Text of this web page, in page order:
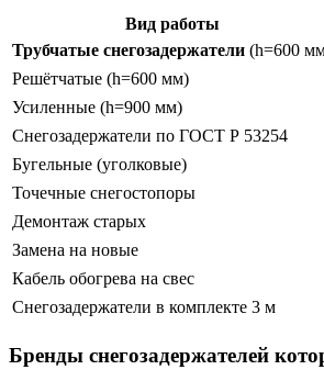
Вид работы
Трубчатые снегозадержатели (h=600
Решётчатые (h=600 мм)
Усиленные (h=900 мм)
Снегозадержатели по ГОСТ Р 53254
Бугельные (уголковые)
Точечные снегостопоры
Демонтаж старых
Замена на новые
Кабель обогрева на свес
Снегозадержатели в комплекте 3 м
Бренды снегозадержателей